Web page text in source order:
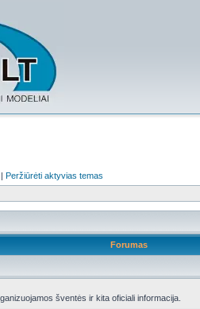
| Peržiūrėti aktyvias temas
Forumas
šventės ir kita oficiali informacija.